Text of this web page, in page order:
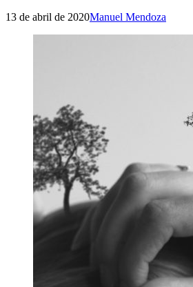
13 de abril de 2020Manuel Mendoza